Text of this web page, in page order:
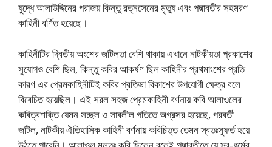
যুদ্ধে আলাউদ্দিনের পরাজয় কিন্তু রত্নসেনের মৃত্যু এবং পদ্মাবতীর সহমরণ
কাহিনী বর্ণিত হয়েছে।
কাহিনীটির দ্বিতীয় অংশের জটিলতা বেশি থাকায় এখানে নাটকীয়তা প্রকাশের
সুযােগও বেশি ছিল, কিন্তু কবির আকর্ষণ ছিল কাহিনীর প্রথমাংশের প্রতি
কারণ এর প্রেমকাহিনীটিই কবির প্রতিভা বিকাশের উপযােগী ক্ষেত্র বলে
বিবেচিত হয়েছিল। এই সরল সহজ প্রেমকাহিনী বর্ণনায় কবি আলাওলের
কবিত্বশক্তি যেমন সচ্ছল ও সাবলীল গতিতে অগ্রসর হয়েছে, পরবর্তী
জটিল, নাটকীয় ঐতিহাসিক কাহিনী বর্ণনায় কবিচিত্ত তেমন স্বতঃস্ফূর্ত হয়ে